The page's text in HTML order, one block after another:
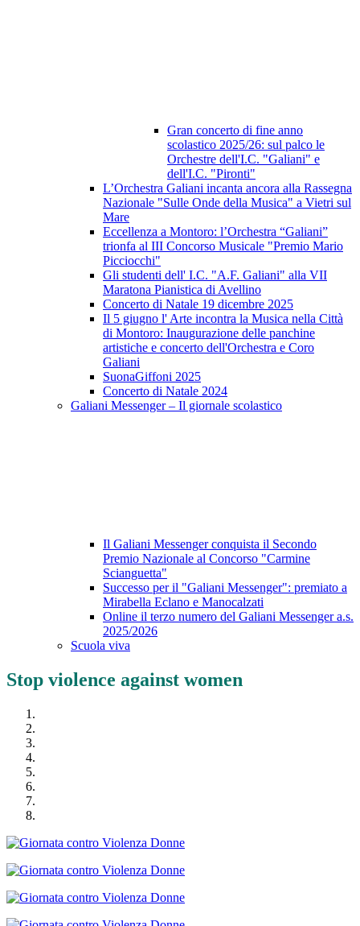
Gran concerto di fine anno
scolastico 2025/26: sul palco le
Orchestre dell'I.C. "Galiani" e
dell'I.C. "Pironti"
L’Orchestra Galiani incanta ancora alla Rassegna
Nazionale "Sulle Onde della Musica" a Vietri sul
Mare
Eccellenza a Montoro: l’Orchestra “Galiani”
trionfa al III Concorso Musicale "Premio Mario
Picciocchi"
Gli studenti dell' I.C. "A.F. Galiani" alla VII
Maratona Pianistica di Avellino
Concerto di Natale 19 dicembre 2025
Il 5 giugno l' Arte incontra la Musica nella Città
di Montoro: Inaugurazione delle panchine
artistiche e concerto dell'Orchestra e Coro
Galiani
SuonaGiffoni 2025
Concerto di Natale 2024
Galiani Messenger – Il giornale scolastico
Il Galiani Messenger conquista il Secondo
Premio Nazionale al Concorso "Carmine
Scianguetta"
Successo per il "Galiani Messenger": premiato a
Mirabella Eclano e Manocalzati
Online il terzo numero del Galiani Messenger a.s.
2025/2026
Scuola viva
Stop violence against women